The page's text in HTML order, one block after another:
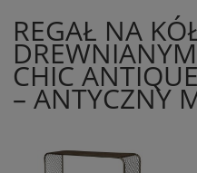
REGAŁ NA
CHIC
– ANTYCZNY